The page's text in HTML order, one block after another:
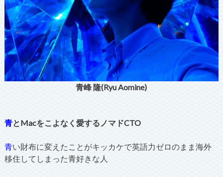
青峰 隆(Ryu Aomine)
青とMacをこよなく愛するノマドCTO
青い財布に変えたことがキッカケで英語力ゼロのまま海外
移住してしまった青好きな人